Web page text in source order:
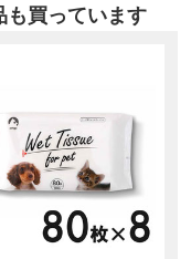
も買っています